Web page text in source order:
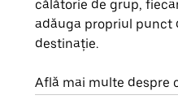
călătorie de grup,
adăuga propriul punct
destinație.
Află mai multe despre